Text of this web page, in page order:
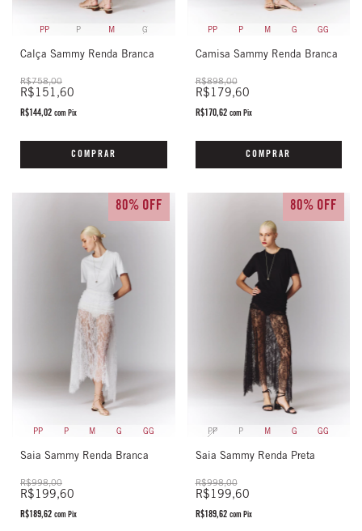
PP P M G
Calça Sammy Renda Branca
R$758,00
R$151,60
R$144,02 com Pix
COMPRAR
PP P M G GG
Camisa Sammy Renda Branca
R$898,00
R$179,60
R$170,62 com Pix
COMPRAR
PP P M G GG
Saia Sammy Renda Branca
R$998,00
R$199,60
80% OFF
R$189,62 com Pix
PP P M G GG
Saia Sammy Renda Preta
R$998,00
R$199,60
80% OFF
R$189,62 com Pix